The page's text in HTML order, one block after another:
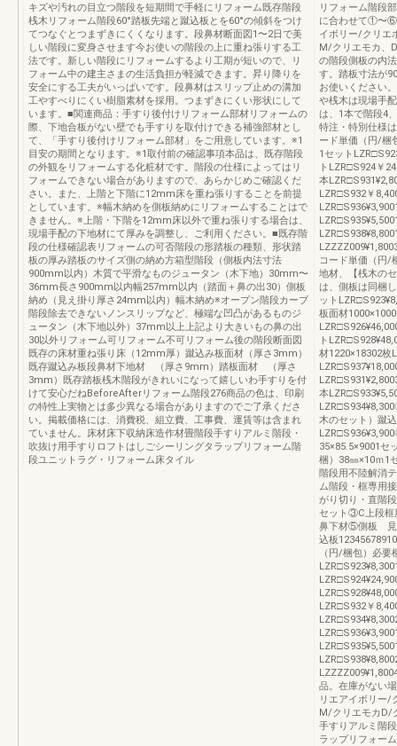
キズや汚れの目立つ階段を短期間で手軽にリフォーム既存階段
桟木リフォーム階段60°踏板先端と蹴込板とを60°の傾斜をつけ
てつなぐとつまずきにくくなります。段鼻材断面図1〜2日で美
しい階段に変身させます今お使いの階段の上に重ね張りする工
法です。新しい階段にリフォームするより工期が短いので、リ
フォーム中の建主さまの生活負担が軽減できます。昇り降りを
安全にする工夫がいっぱいです。段鼻材はスリップ止めの溝加
工やすべりにくい樹脂素材を採用。つまずきにくい形状にして
います。■関連商品：手すり後付けリフォーム部材リフォームの
際、下地合板がない壁でも手すりを取付けできる補強部材とし
て、「手すり後付けリフォーム部材」をご用意しています。※1
目安の期間となります。※1取付前の確認事項本品は、既存階段
の外観をリフォームする化粧材です。階段の仕様によってはリ
フォームできない場合がありますので、あらかじめご確認くだ
さい。また、上階と下階に12mm床を重ね張りすることを前提
としています。※幅木納めを側板納めにリフォームすることはで
きません。※上階・下階を12mm床以外で重ね張りする場合は、
現場手配の下地材にて厚みを調整し、ご利用ください。■既存階
段の仕様確認表リフォームの可否階段の形踏板の種類、形状踏
板の厚み踏板のサイズ側の納め方箱型階段（側板内法寸法
900mm以内）木質で平滑なものジュータン（木下地）30mm〜
36mm長さ900mm以内幅257mm以内（踏面＋鼻の出30）側板
納め（見え掛り厚さ24mm以内）幅木納め※オープン階段カーブ
階段除去できないノンスリップなど、極端な凹凸があるものジ
ュータン（木下地以外）37mm以上上記より大きいもの鼻の出
30以外リフォーム可リフォーム不可リフォーム後の階段断面図
既存の床材重ね張り床（12mm厚）蹴込み板面材（厚さ3mm）
既存蹴込み板段鼻材下地材 （厚さ9mm）踏板面材 （厚さ
3mm）既存踏板桟木階段がきれいになって嬉しいわ手すりを付
けて安心だねBeforeAfterリフォーム階段276商品の色は、印刷
の特性上実物とは多少異なる場合がありますのでご了承くださ
い。掲載価格には、消費税、組立費、工事費、運賃等は含まれ
ていません。床材床下収納床造作材畳階段手すりアルミ階段・
吹抜け用手すりロフトはしごシーリングタラップリフォーム階
段ユニットラグ・リフォーム床タイル
リフォーム階段
に合わせて①〜⑥
イボリー/クリエ
M/クリエモカ、
の階段側板の内
す。踏板寸法が
お使いください
や桟木は現場手
は、1本で階段4
特注・特別仕様
ード単価（円/梱
1セット
トLZR□S924￥
本
LZR□S932￥
コード単価（円/
地材、【桟
は、側板は同梱
ット
板面材
ト
材1220×18302枚
本
木のセット）蹴
35×85.5×9001セ
梱）38㎜×10ｍ1
階段用不陸解消
ム階段・框専用
がり切り・直階
セット③C上段
鼻下材⑤側板
込板
（円/梱包）必
LZR□S932￥
品。在庫がない
リエアイボリー/
M/クリエモカD/
手すりアルミ階
ラップリフォー